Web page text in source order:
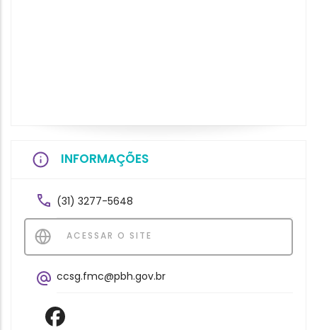
INFORMAÇÕES
(31) 3277-5648
ACESSAR O SITE
ccsg.fmc@pbh.gov.br